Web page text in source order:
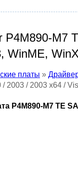
P4M890-M7
WinME,
платы »
2003 / 2003 x64 /
P4M890-M7 TE